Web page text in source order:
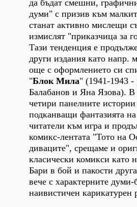
да бъдат смешни,
думи" с призив към
станат активно мислещи
измислят "приказчица за
Тази тенденция е
други издания като напр.
още с оформлението си
"Блок Мила" (1941-1943 -
Балабанов и Яна Язова). В
четири панелните
подканващи фантазията
читатели към игра и
комикс-лентата "Тото на
диваците", срещаме и
класически комикси като
Бари в бой и пакости
вече с характерните
наивистичен карикатурен